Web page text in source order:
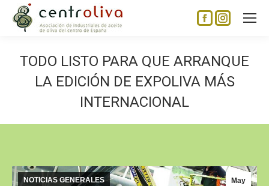
Facebook
opens
new
Instagram
opens
in
new
TODO LISTO PARA QUE ARRANQUE
LA EDICIÓN DE EXPOLIVA MÁS
INTERNACIONAL
May
NOTICIAS GENERALES